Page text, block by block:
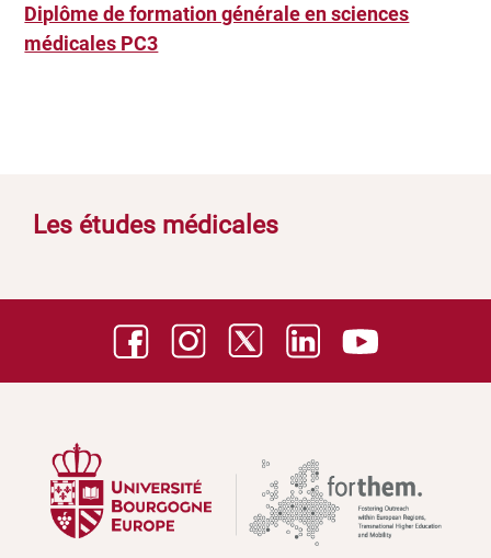
Les études médicales
Diplôme de formation générale en sciences
médicales PC3